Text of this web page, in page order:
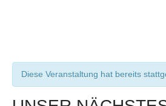
E.V.
Diese Veranstaltung hat bereits